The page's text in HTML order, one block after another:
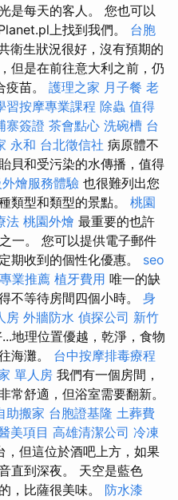
是每天的客人。 您也可以
上找到我們。 台胞
衛生狀況很好，沒有預期的
但是在前往意大利之前，仍
苗。 護理之家 月子餐 老
習按摩專業課程 除蟲 值得
寨簽證 茶會點心 洗碗槽 台
永和 台北徵信社 病原體不
貝和受污染的水傳播，值得
燴服務體驗 也很難列出您
類型和類型的景點。 桃園
法 桃園外燴 最重要的也許
一。 您可以提供電子郵件
期收到的個性化優惠。 seo
業推薦 植牙費用 唯一的缺
不等待房間四個小時。 身
房 外牆防水 偵探公司 新竹
地理位置優越，乾淨，食物
海灘。 台中按摩排毒療程
單人房 我們有一個房間，
常舒適，但浴室需要翻新。
助搬家 台胞證基隆 土葬費
美項目 高雄清潔公司 冷凍
，但這位於酒吧上方，如果
直到深夜。 天空是藍色
，比薩很美味。 防水漆